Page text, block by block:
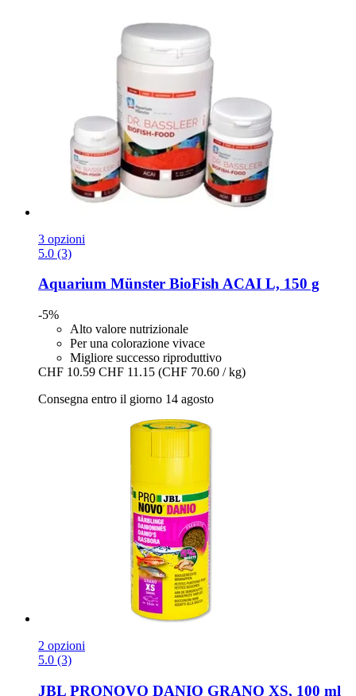
3 opzioni
5.0 (3)
Aquarium Münster BioFish ACAI L, 150 g
-5%
Alto valore nutrizionale
Per una colorazione vivace
Migliore successo riproduttivo
CHF 10.59 CHF 11.15 (CHF 70.60 / kg)
Consegna entro il giorno 14 agosto
2 opzioni
5.0 (3)
JBL PRONOVO DANIO GRANO XS, 100 ml